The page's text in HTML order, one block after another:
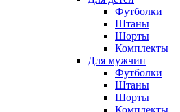
Футболки
Штаны
Шорты
Комплекты
Для мужчин
Футболки
Штаны
Шорты
Комплекты